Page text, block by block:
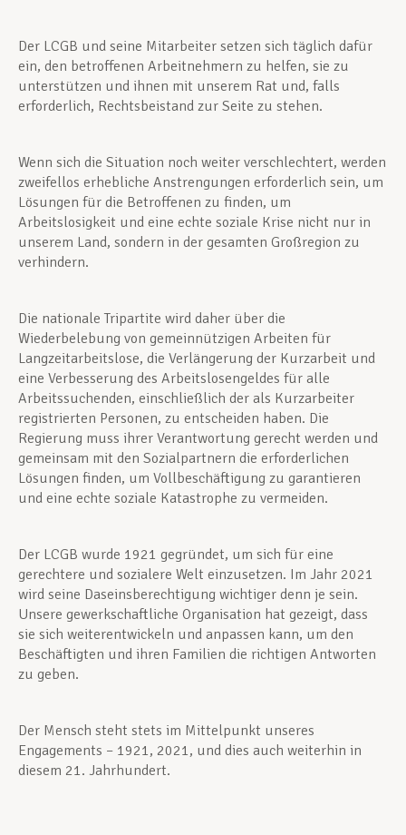
Der LCGB und seine Mitarbeiter setzen sich täglich dafür
ein, den betroffenen Arbeitnehmern zu helfen, sie zu
unterstützen und ihnen mit unserem Rat und, falls
erforderlich, Rechtsbeistand zur Seite zu stehen.
Wenn sich die Situation noch weiter verschlechtert, werden
zweifellos erhebliche Anstrengungen erforderlich sein, um
Lösungen für die Betroffenen zu finden, um
Arbeitslosigkeit und eine echte soziale Krise nicht nur in
unserem Land, sondern in der gesamten Großregion zu
verhindern.
Die nationale Tripartite wird daher über die
Wiederbelebung von gemeinnützigen Arbeiten für
Langzeitarbeitslose, die Verlängerung der Kurzarbeit und
eine Verbesserung des Arbeitslosengeldes für alle
Arbeitssuchenden, einschließlich der als Kurzarbeiter
registrierten Personen, zu entscheiden haben. Die
Regierung muss ihrer Verantwortung gerecht werden und
gemeinsam mit den Sozialpartnern die erforderlichen
Lösungen finden, um Vollbeschäftigung zu garantieren
und eine echte soziale Katastrophe zu vermeiden.
Der LCGB wurde 1921 gegründet, um sich für eine
gerechtere und sozialere Welt einzusetzen. Im Jahr 2021
wird seine Daseinsberechtigung wichtiger denn je sein.
Unsere gewerkschaftliche Organisation hat gezeigt, dass
sie sich weiterentwickeln und anpassen kann, um den
Beschäftigten und ihren Familien die richtigen Antworten
zu geben.
Der Mensch steht stets im Mittelpunkt unseres
Engagements – 1921, 2021, und dies auch weiterhin in
diesem 21. Jahrhundert.